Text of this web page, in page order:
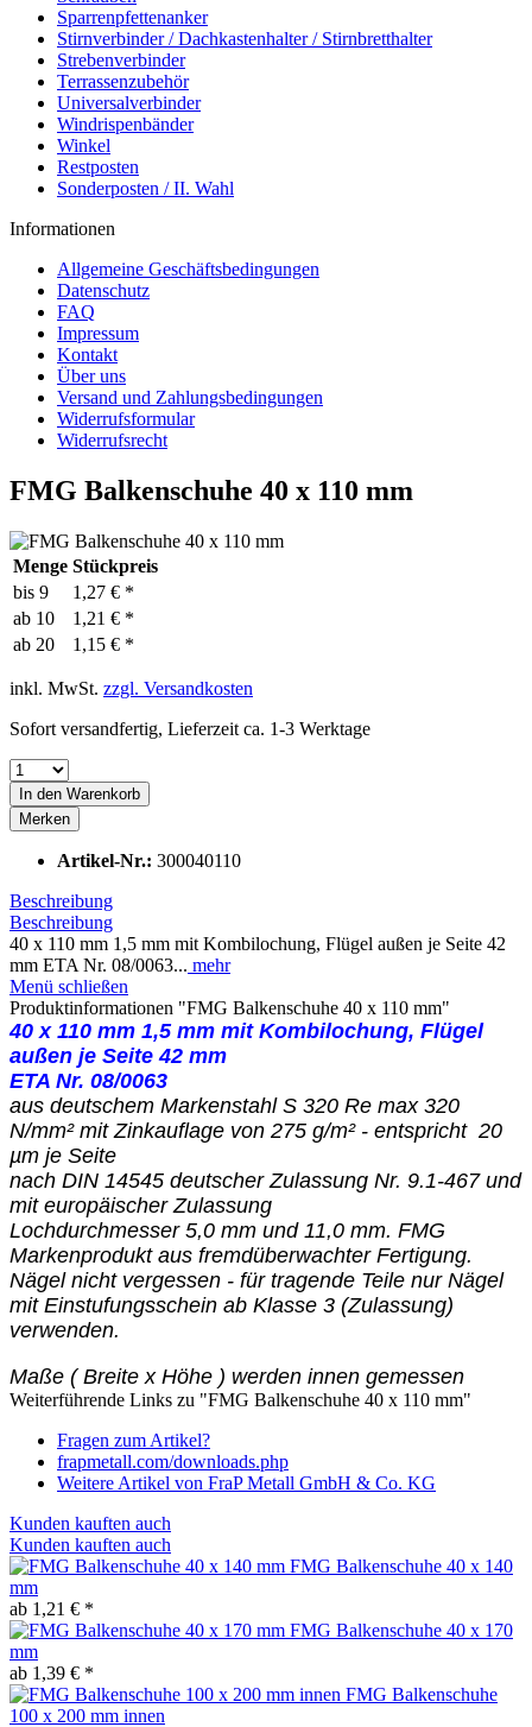
Sparrenpfettenanker
Stirnverbinder / Dachkastenhalter / Stirnbretthalter
Strebenverbinder
Terrassenzubehör
Universalverbinder
Windrispenbänder
Winkel
Restposten
Sonderposten / II. Wahl
Informationen
Allgemeine Geschäftsbedingungen
Datenschutz
FAQ
Impressum
Kontakt
Über uns
Versand und Zahlungsbedingungen
Widerrufsformular
Widerrufsrecht
FMG Balkenschuhe 40 x 110 mm
Menge Stückpreis
bis 9
1,27 € *
ab 10
1,21 € *
ab 20 1,15 € *
inkl. MwSt. zzgl. Versandkosten
Sofort versandfertig, Lieferzeit ca. 1-3 Werktage
In den Warenkorb
Merken
Artikel-Nr.: 300040110
Beschreibung
Beschreibung
40 x 110 mm 1,5 mm mit Kombilochung, Flügel außen je Seite 42
mm ETA Nr. 08/0063... mehr
Menü schließen
Produktinformationen "FMG Balkenschuhe 40 x 110 mm"
40 x 110 mm 1,5 mm mit Kombilochung, Flügel
außen je Seite 42 mm
ETA Nr. 08/0063
aus deutschem Markenstahl S 320 Re max 320
N/mm² mit Zinkauflage von 275 g/m² - entspricht 20
µm je Seite
nach DIN 14545 deutscher Zulassung Nr. 9.1-467 und
mit europäischer Zulassung
Lochdurchmesser 5,0 mm und 11,0 mm. FMG
Markenprodukt aus fremdüberwachter Fertigung.
Nägel nicht vergessen - für tragende Teile nur Nägel
mit Einstufungsschein ab Klasse 3 (Zulassung)
verwenden.
Maße ( Breite x Höhe ) werden innen gemessen
Weiterführende Links zu "FMG Balkenschuhe 40 x 110 mm"
Fragen zum Artikel?
frapmetall.com/downloads.php
Weitere Artikel von FraP Metall GmbH & Co. KG
Kunden kauften auch
Kunden kauften auch
FMG Balkenschuhe 40 x 140
mm
ab 1,21 € *
FMG Balkenschuhe 40 x 170
mm
ab 1,39 € *
FMG Balkenschuhe
100 x 200 mm innen